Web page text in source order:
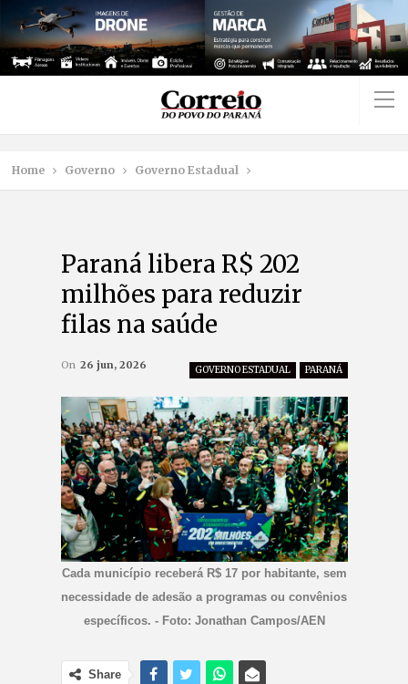
Home Governo Governo Estadual
Paraná libera R$ 202
milhões para reduzir
filas na saúde
GOVERNO ESTADUAL PARANÁ
On 26 jun, 2026
Cada município receberá R$ 17 por habitante, sem
necessidade de adesão a programas ou convênios
específicos. - Foto: Jonathan Campos/AEN
Share